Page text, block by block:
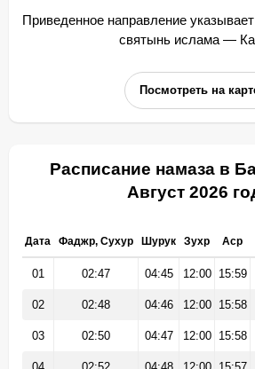
Приведенное направление
святынь ислама —
Посмотреть на
Расписание намаза в
Август 2026
Дата Фаджр, Сухур Шурук Зухр Аср
01 02:47 04:45 12:00 15:59
02 02:48 04:46 12:00 15:58
03 02:50 04:47 12:00 15:58